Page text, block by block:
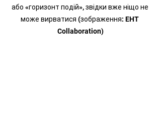
або «горизонт подій», звідки вже ніщо не
може вирватися (зображення: EHT
Collaboration)